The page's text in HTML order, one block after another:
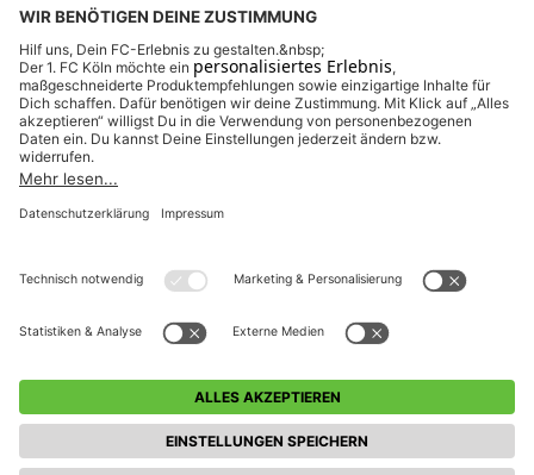
1 2 3 Nächste ›
Mehr entdecken